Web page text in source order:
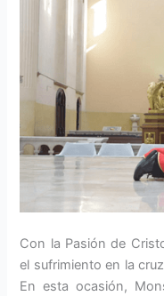
Con la Pasión de
el sufrimiento en la
En esta ocasión,